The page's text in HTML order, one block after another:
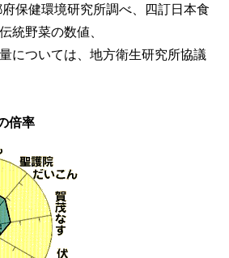
保健環境研究所調べ、四訂日本食
統野菜の数値、
については、地方衛生研究所協議
倍率